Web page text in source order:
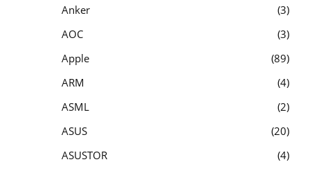
Anker
3
AOC
3
Apple
89
ARM
4
ASML
2
ASUS
20
ASUSTOR
4